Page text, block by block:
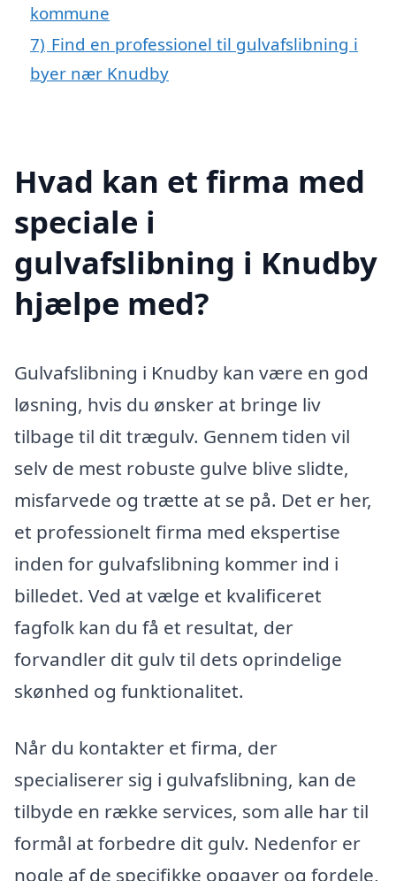
kommune
7) Find en professionel til gulvafslibning i
byer nær Knudby
Hvad kan et firma med
speciale i
gulvafslibning i Knudby
hjælpe med?
Gulvafslibning i Knudby kan være en god
løsning, hvis du ønsker at bringe liv
tilbage til dit trægulv. Gennem tiden vil
selv de mest robuste gulve blive slidte,
misfarvede og trætte at se på. Det er her,
et professionelt firma med ekspertise
inden for gulvafslibning kommer ind i
billedet. Ved at vælge et kvalificeret
fagfolk kan du få et resultat, der
forvandler dit gulv til dets oprindelige
skønhed og funktionalitet.
Når du kontakter et firma, der
specialiserer sig i gulvafslibning, kan de
tilbyde en række services, som alle har til
formål at forbedre dit gulv. Nedenfor er
nogle af de specifikke opgaver og fordele,